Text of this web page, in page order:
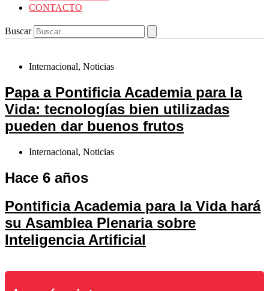
CONTACTO
Buscar
Internacional, Noticias
Papa a Pontificia Academia para la
Vida: tecnologías bien utilizadas
pueden dar buenos frutos
Internacional, Noticias
Hace 6 años
Pontificia Academia para la Vida hará
su Asamblea Plenaria sobre
Inteligencia Artificial